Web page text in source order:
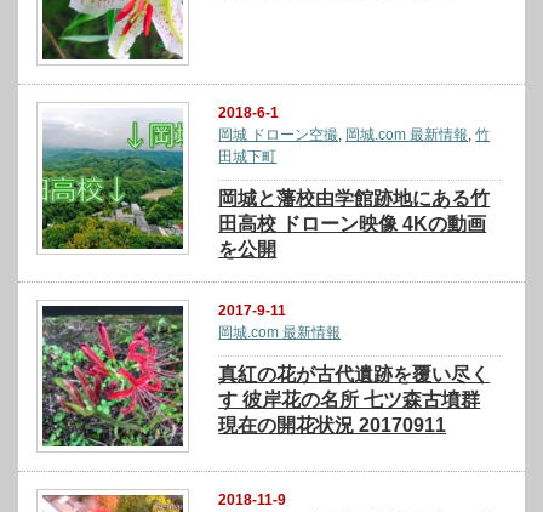
2018-6-1
岡城 ドローン空撮 岡城.com 最新情報 ,竹
田城下町
岡城と藩校由学館跡地にある竹
田高校 ドローン映像 4Kの動画
を公開
2017-9-11
岡城.com 最新情報
真紅の花が古代遺跡を覆い尽く
す 彼岸花の名所 七ツ森古墳群
現在の開花状況 20170911
2018-11-9